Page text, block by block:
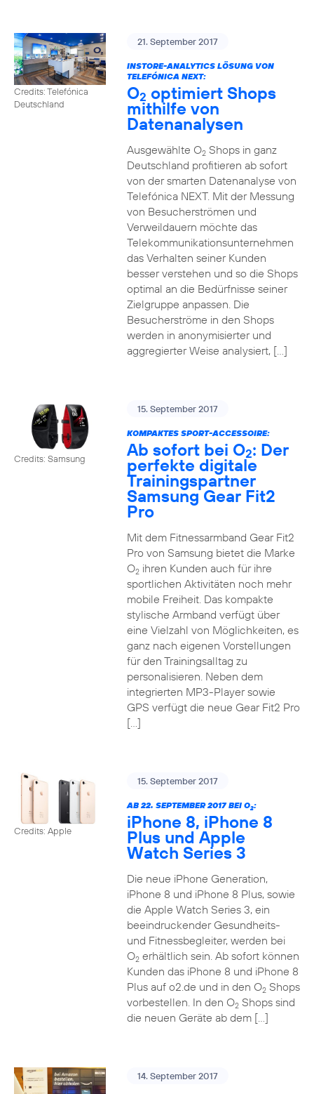
Credits: Telefónica
Deutschland
21. September 2017
INSTORE-ANALYTICS LÖSUNG VON
TELEFÓNICA NEXT:
O2 optimiert Shops
mithilfe von
Datenanalysen
Ausgewählte O2Shops in ganz
Deutschland profitieren ab sofort
von der smarten Datenanalyse von
Telefónica NEXT. Mit der Messung
von Besucherströmen und
Verweildauern möchte das
Telekommunikationsunternehmen
das Verhalten seiner Kunden
besser verstehen und so die Shops
optimal an die Bedürfnisse seiner
Zielgruppe anpassen. Die
Besucherströme in den Shops
werden in anonymisierter und
aggregierter Weise analysiert, […]
Credits: Samsung
15. September 2017
KOMPAKTES SPORT-ACCESSOIRE:
Ab sofort bei O2: Der
perfekte digitale
Trainingspartner
Samsung Gear Fit2
Pro
Mit dem Fitnessarmband Gear Fit2
Pro von Samsung bietet die Marke
O2ihren Kunden auch für ihre
sportlichen Aktivitäten noch mehr
mobile Freiheit. Das kompakte
stylische Armband verfügt über
eine Vielzahl von Möglichkeiten, es
ganz nach eigenen Vorstellungen
für den Trainingsalltag zu
personalisieren. Neben dem
integrierten MP3-Player sowie
GPS verfügt die neue Gear Fit2 Pro
[…]
Credits: Apple
15. September 2017
AB 22. SEPTEMBER 2017 BEI O2:
iPhone 8, iPhone 8
Plus und Apple
Watch Series 3
Die neue iPhone Generation,
iPhone 8 und iPhone 8 Plus, sowie
die Apple Watch Series 3, ein
beeindruckender Gesundheits-
und Fitnessbegleiter, werden bei
O2erhältlich sein. Ab sofort können
Kunden das iPhone 8 und iPhone 8
Plus auf o2.de und in den O2Shops
vorbestellen. In den O2Shops sind
die neuen Geräte ab dem […]
14. September 2017